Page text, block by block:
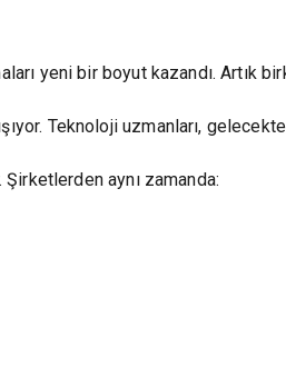
yeni bir boyut kazandı. Artık
Teknoloji uzmanları,
aynı zamanda: